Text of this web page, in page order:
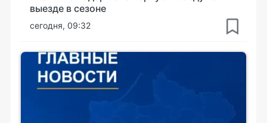
выезде в сезоне
сегодня, 09:32